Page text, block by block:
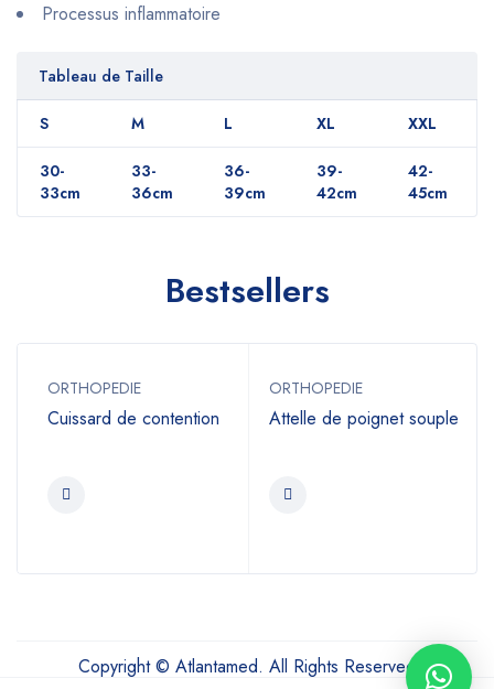
Processus inflammatoire
Tableau de Taille
S M L XL XXL
30-
33cm
33-
36cm
36-
39cm
39-
42cm
42-
45cm
Bestsellers
ORTHOPEDIE
Cuissard de contention
ORTHOPEDIE
Attelle de poignet souple
Copyright © Atlantamed. All Rights Reserved